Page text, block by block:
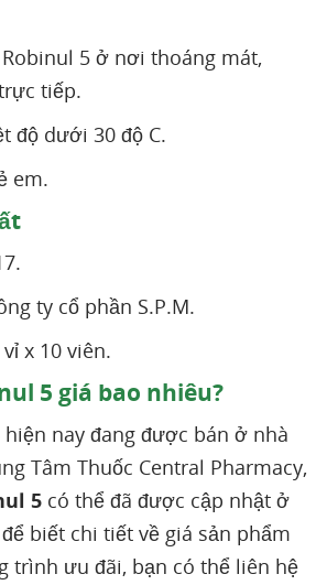
5 ở nơi thoáng mát,
tiếp.
độ dưới 30 độ C.
em.
ty cổ phần S.P.M.
x 10 viên.
5 giá bao nhiêu?
nay đang được bán ở nhà
Tâm Thuốc Central Pharmacy,
5 có thể đã được cập nhật ở
biết chi tiết về giá sản phẩm
trình ưu đãi, bạn có thể liên hệ